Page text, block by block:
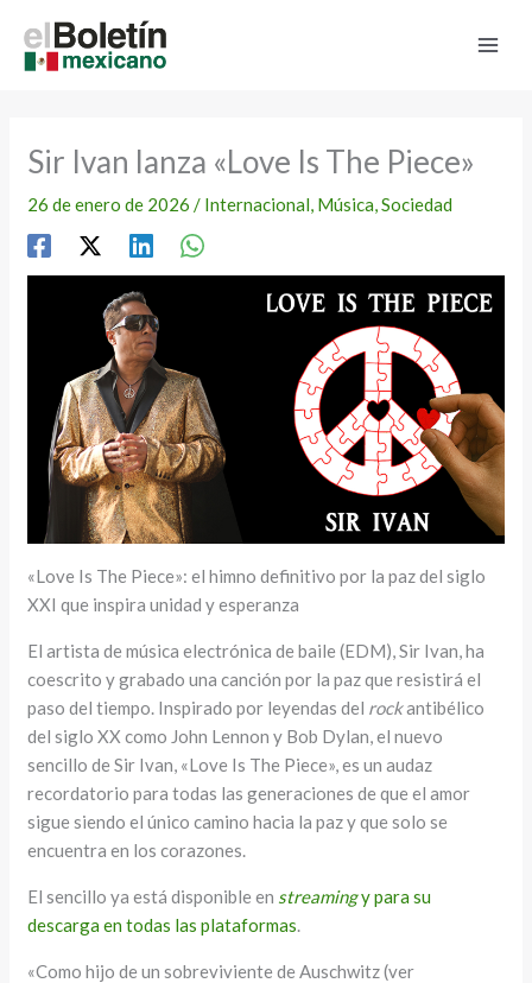
contenido
Sir Ivan lanza «Love Is The Piece»
26 de enero de 2026/ Internacional, Música,Sociedad
«Love Is The Piece»: el himno definitivo por la paz del siglo
XXI que inspira unidad y esperanza
El artista de música electrónica de baile (EDM), Sir Ivan, ha
coescrito y grabado una canción por la paz que resistirá el
paso del tiempo. Inspirado por leyendas del rockantibélico
del siglo XX como John Lennon y Bob Dylan, el nuevo
sencillo de Sir Ivan, «Love Is The Piece», es un audaz
recordatorio para todas las generaciones de que el amor
sigue siendo el único camino hacia la paz y que solo se
encuentra en los corazones.
El sencillo ya está disponible en streamingy para su
descarga en todas las plataformas.
«Como hijo de un sobreviviente de Auschwitz (ver